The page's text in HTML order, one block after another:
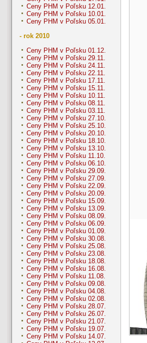
Ceny PHM v Poľsku 12.01.
Ceny PHM v Poľsku 10.01.
Ceny PHM v Poľsku 05.01.
- rok 2010
Ceny PHM v Poľsku 01.12.
Ceny PHM v Poľsku 29.11.
Ceny PHM v Poľsku 24.11.
Ceny PHM v Poľsku 22.11.
Ceny PHM v Poľsku 17.11.
Ceny PHM v Poľsku 15.11.
Ceny PHM v Poľsku 10.11.
Ceny PHM v Poľsku 08.11.
Ceny PHM v Poľsku 03.11.
Ceny PHM v Poľsku 27.10.
Ceny PHM v Poľsku 25.10.
Ceny PHM v Poľsku 20.10.
Ceny PHM v Poľsku 18.10.
Ceny PHM v Poľsku 13.10.
Ceny PHM v Poľsku 11.10.
Ceny PHM v Poľsku 06.10.
Ceny PHM v Poľsku 29.09.
Ceny PHM v Poľsku 27.09.
Ceny PHM v Poľsku 22.09.
Ceny PHM v Poľsku 20.09.
Ceny PHM v Poľsku 15.09.
Ceny PHM v Poľsku 13.09.
Ceny PHM v Poľsku 08.09.
Ceny PHM v Poľsku 06.09.
Ceny PHM v Poľsku 01.09.
Ceny PHM v Poľsku 30.08.
Ceny PHM v Poľsku 25.08.
Ceny PHM v Poľsku 23.08.
Ceny PHM v Poľsku 18.08.
Ceny PHM v Poľsku 16.08.
Ceny PHM v Poľsku 11.08.
Ceny PHM v Poľsku 09.08.
Ceny PHM v Poľsku 04.08.
Ceny PHM v Poľsku 02.08.
Ceny PHM v Poľsku 28.07.
Ceny PHM v Poľsku 26.07.
Ceny PHM v Poľsku 21.07.
Ceny PHM v Poľsku 19.07.
Ceny PHM v Poľsku 14.07.